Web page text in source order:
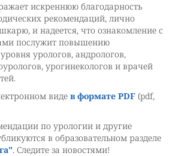
искреннюю благодарность
рекомендаций, лично
и надеется, что ознакомление с
послужит повышению
урологов, андрологов,
урогинекологов и врачей
виде в формате PDF (pdf,
по урологии и другие
в образовательном разделе
. Следите за новостями!